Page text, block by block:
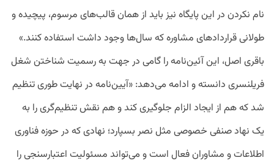
نام نکردن در این پایگاه نیز باید از همان قالب‌های مرسوم، پیچیده‌ و
طولانی قراردادهای مشاوره که سال‌ها وجود داشت استفاده کنند.»
باقری اصل، این آئین‌نامه را گامی در جهت به رسمیت شناختن شغل
فریلنسری دانسته و ادامه می‌دهد: «آیین‌نامه در نهایت طوری تنظیم
شد که هم از ایجاد الزام جلوگیری کند و هم نقش تنظیم‌گری را به
یک نهاد صنفی خصوصی مثل نصر بسپارد؛ نهادی که در حوزه فناوری
اطلاعات و مشاوران فعال است و می‌تواند مسئولیت اعتبارسنجی را